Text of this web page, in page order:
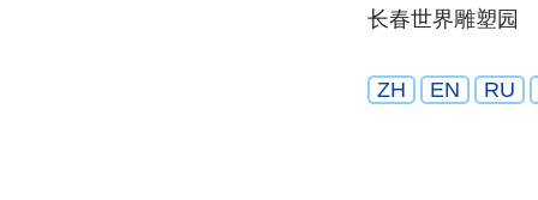
长春世界雕塑园
ZH EN RU